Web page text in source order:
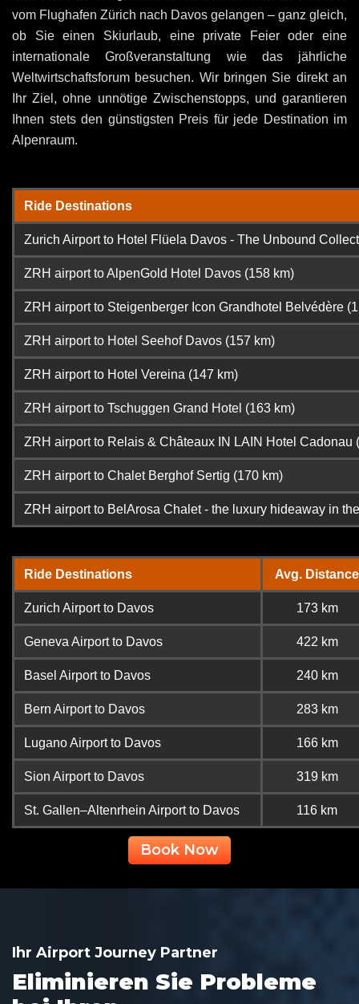
vom Flughafen Zürich nach Davos gelangen – ganz gleich,
ob Sie einen Skiurlaub, eine private Feier oder eine
internationale Großveranstaltung wie das jährliche
Weltwirtschaftsforum besuchen. Wir bringen Sie direkt an
Ihr Ziel, ohne unnötige Zwischenstopps, und garantieren
Ihnen stets den günstigsten Preis für jede Destination im
Alpenraum.
Ride Destinations
Zurich Airport to Hotel Flüela Davos - The Unbound
ZRH airport to AlpenGold Hotel Davos (158 km)
ZRH airport to Steigenberger Icon Grandhotel Belvédère
ZRH airport to Hotel Seehof Davos (157 km)
ZRH airport to Hotel Vereina (147 km)
ZRH airport to Tschuggen Grand Hotel (163 km)
ZRH airport to Relais & Châteaux IN LAIN Hotel Cadonau
ZRH airport to Chalet Berghof Sertig (170 km)
ZRH airport to BelArosa Chalet - the luxury hideaway in
Ride Destinations Avg. Distance
Zurich Airport to Davos 173 km
Geneva Airport to Davos 422 km
Basel Airport to Davos 240 km
Bern Airport to Davos 283 km
Lugano Airport to Davos 166 km
Sion Airport to Davos 319 km
St. Gallen–Altenrhein Airport to Davos 116 km
Book Now
Ihr Airport Journey Partner
Eliminieren Sie Probleme